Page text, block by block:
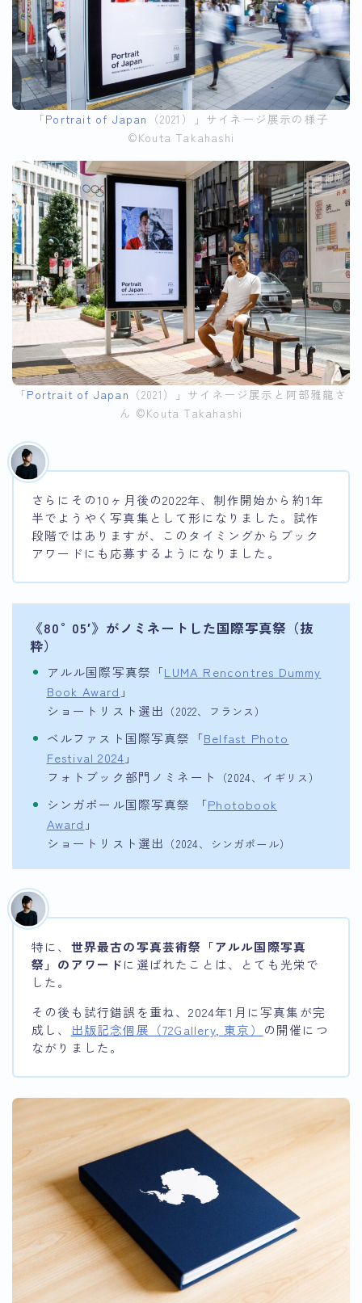
「Portrait of Japan （2021）」サイネージ展示の様子
©︎Kouta Takahashi
「Portrait of Japan （2021）」サイネージ展示と阿部雅龍さ
ん ©︎Kouta Takahashi
さらにその10ヶ月後の2022年、制作開始から約1年
半でようやく写真集として形になりました。試作
段階ではありますが、このタイミングからブック
アワードにも応募するようになりました。
《80°05′》がノミネートした国際写真祭（抜
粋）
アルル国際写真祭「LUMA Rencontres Dummy
Book Award 」
ショートリスト選出 （2022、フランス）
ベルファスト国際写真祭「Belfast Photo
Festival 2024 」
フォトブック部門ノミネート
（2024、イギリス）
シンガポール国際写真祭 「Photobook
Award 」
ショートリスト選出 （2024、シンガポール）
特に、 世界最古の写真芸術祭「アルル国際写真
祭」のアワードに選ばれたことは、とても光栄で
した。
その後も試行錯誤を重ね、2024年1月に写真集が完
成し、
出版記念個展（72Gallery, 東京）
の開催につ
ながりました。